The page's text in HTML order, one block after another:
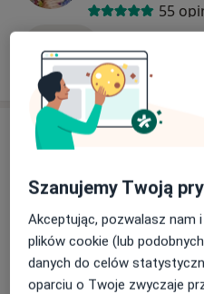
Charakter wizyt.
Wizyta może mieć
psychologicznej,
psychoterapii, interwencji
osobistego.
55
Umów
Adresy (2)
Adres 1 Adres 2
Szanujemy Twoją
Akceptując, pozwalasz nam
plików cookie (lub
danych do celów
oparciu o Twoje zwyczaje